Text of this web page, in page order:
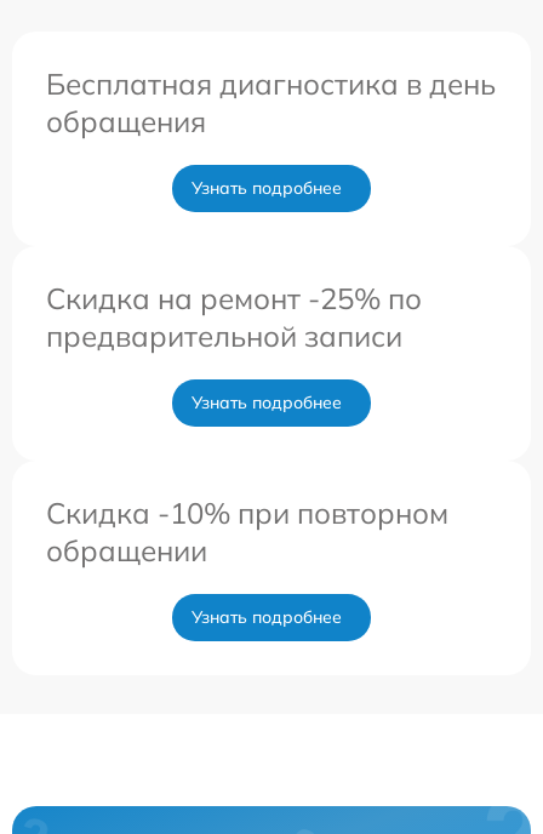
Бесплатная диагностика в день
обращения
Узнать подробнее
Скидка на ремонт -25% по
предварительной записи
Узнать подробнее
Скидка -10% при повторном
обращении
Узнать подробнее